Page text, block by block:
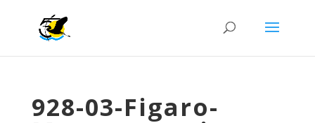
928-03-Figaro-